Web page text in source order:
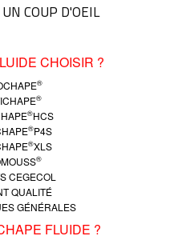
COUP D'OEIL
CHOISIR ?
®
®
®HCS
®P4S
®XLS
®
CEGECOL
QUALITÉ
GÉNÉRALES
FLUIDE ?